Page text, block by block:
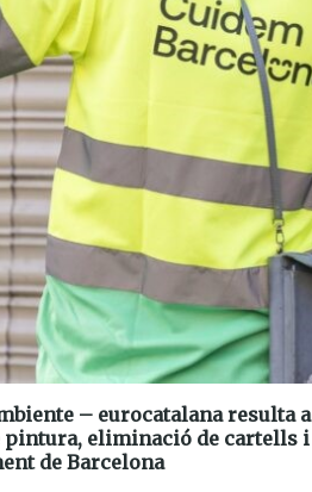
– eurocatalana
pintura, eliminació de
de Barcelona